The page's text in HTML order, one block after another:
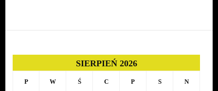
SIERPIEŃ 2026
P W Ś C P S N